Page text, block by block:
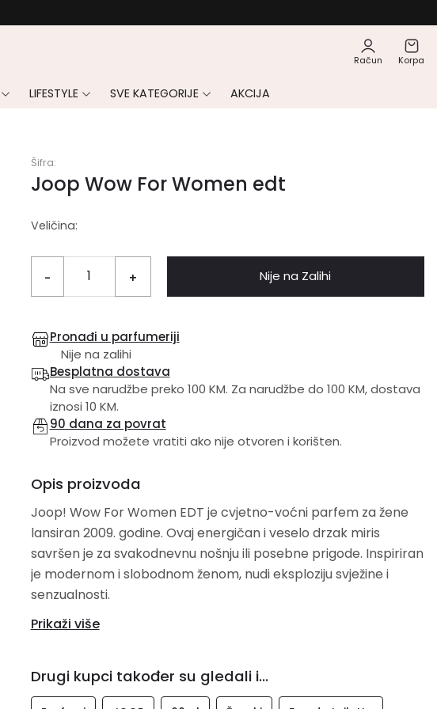
Račun Korpa
LIFESTYLE SVE KATEGORIJE AKCIJA
Šifra:
Joop Wow For Women edt
Veličina:
- + Nije na Zalihi
Pronađi u parfumeriji
Nije na zalihi
Besplatna dostava
Na sve narudžbe preko 100 KM. Za narudžbe do 100 KM, dostava
iznosi 10 KM.
90 dana za povrat
Proizvod možete vratiti ako nije otvoren i korišten.
Opis proizvoda
Joop! Wow For Women EDT je cvjetno-voćni parfem za žene
lansiran 2009. godine. Ovaj energičan i veselo drzak miris
savršen je za svakodnevnu nošnju ili posebne prigode. Inspiriran
je modernom i slobodnom ženom, nudi eksploziju svježine i
senzualnosti.
Sastojci:
Srednje note: Crvena ruža, božur
Bazne note: Pačuli, Cetalox, bijeli mošus
Prikaži više
Drugi kupci također su gledali i...